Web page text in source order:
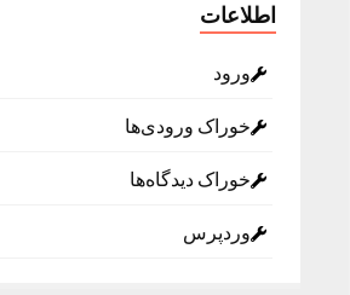
اطلاعات
ورود
خوراک ورودی‌ها
خوراک دیدگاه‌ها
وردپرس